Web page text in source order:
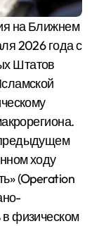
2026 года с
Штатов
ходу
(Operation
в физическом